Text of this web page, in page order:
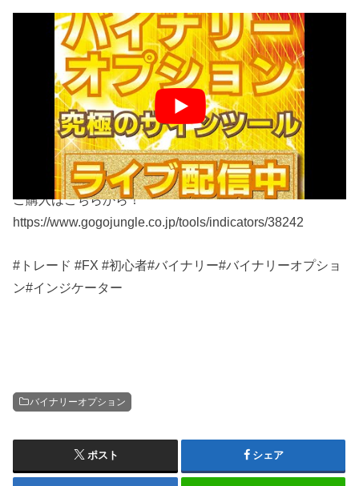
「バイナリーオプション究極のサインツール」FXインジ
ケーターライブ！
高勝率！これは素晴らしい！勝率80%超え！プロも使う
リペイントしないバイナリーオプションインジケータ
ご購入はこちらから！
https://www.gogojungle.co.jp/tools/indicators/38242
#トレード #FX #初心者#バイナリー#バイナリーオプショ
ン#インジケーター
バイナリーオプション
ポスト シェア